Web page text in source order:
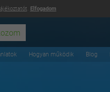
. Elfogadom
Hogyan működik Blog